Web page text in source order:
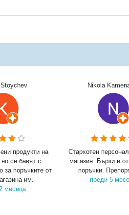
продукти на
се бавят с
за поръчките от
им.
месеца
Nikola
Стархотен
магазин. Бързи и
поръчки.
преди 5